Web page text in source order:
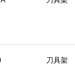
刀具架